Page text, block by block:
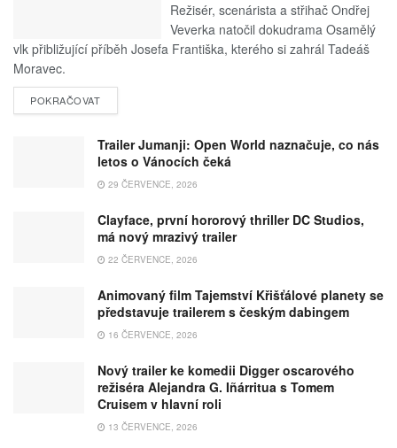
Režisér, scenárista a střihač Ondřej
Veverka natočil dokudrama Osamělý
vlk přibližující příběh Josefa Františka, kterého si zahrál Tadeáš
Moravec.
POKRAČOVAT
Trailer Jumanji: Open World naznačuje, co nás
letos o Vánocích čeká
29 ČERVENCE, 2026
Clayface, první hororový thriller DC Studios,
má nový mrazivý trailer
22 ČERVENCE, 2026
Animovaný film Tajemství Křišťálové planety se
představuje trailerem s českým dabingem
16 ČERVENCE, 2026
Nový trailer ke komedii Digger oscarového
režiséra Alejandra G. Iñárritua s Tomem
Cruisem v hlavní roli
13 ČERVENCE, 2026